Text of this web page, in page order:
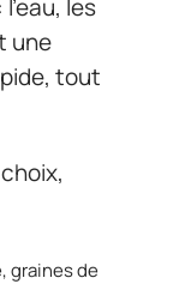
les
une
tout
graines de